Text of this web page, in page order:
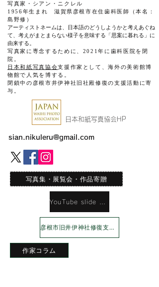
写真家・シアン・ニクレル
1956年生まれ 滋賀県彦根市在住歯科医師（本名：
島野修）
アーティストネームは、日本語のどうしようかと考えあぐね
て、考えがまとまらない様子を意味する「思案に暮れる」に
由来する。
写真家に専念するために、2021年に歯科医院を閉
院。
日本和紙写真協会支援作家として、海外の美術館博
物館で人気を博する。​
​閉鎖中の彦根市井伊神社旧社殿修復の支援活動に寄
与。​
日本和紙写真協会HP
sian.nikuleru@gmail.com
写真集・展覧会・作品寄贈
彦根市旧井伊神社修復支援プロジェクト
作家コラム